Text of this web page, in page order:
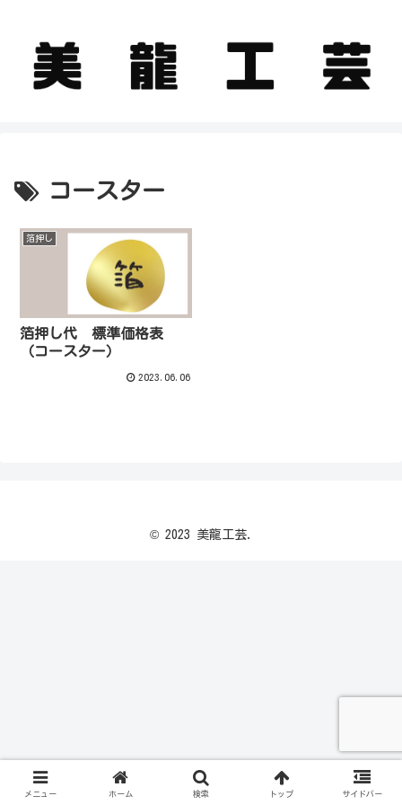
コースター
箔押し
箔押し代 標準価格表
（コースター）
2023.06.06
© 2023 美龍工芸.
メニュー ホーム 検索 トップ サイドバー